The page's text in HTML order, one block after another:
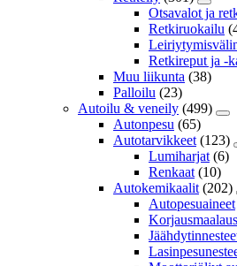
Otsavalot ja
Retkiruokailu
Retkireput ja -
Muu liikunta (38)
Palloilu (23)
Autoilu & veneily (499)
Autonpesu (65)
Autotarvikkeet (123)
Lumiharjat (6)
Renkaat (10)
Autokemikaalit (202)
Autopesuaineet
Korjausmaalaus